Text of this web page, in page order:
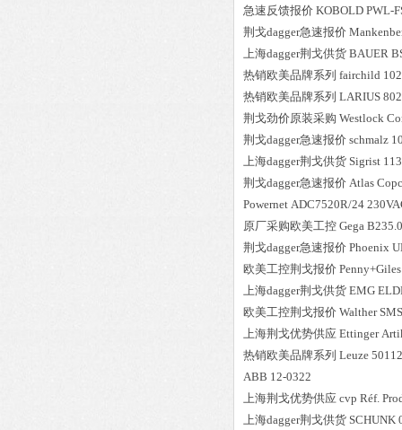
急速反馈报价 KOBOLD PWL-
荆戈dagger急速报价
上海dagger荆戈供货 BAUER
热销欧美品牌系列 fairchild
热销欧美品牌系列 LARIUS
荆戈劲价原装采购 Westlock
荆戈dagger急速报价 schmalz
上海dagger荆戈供货 Sigrist
荆戈dagger急速报价 Atlas
Powernet ADC7520R/24
原厂采购欧美工控 Gega
荆戈dagger急速报价 Phoenix
欧美工控荆戈报价 Penny+Giles
上海dagger荆戈供货 EMG
欧美工控荆戈报价 Walther
上海荆戈优势供应 Ettinger
热销欧美品牌系列 Leuze
ABB 12-0322
上海荆戈优势供应 cvp Réf.
上海dagger荆戈供货 SCHUNK